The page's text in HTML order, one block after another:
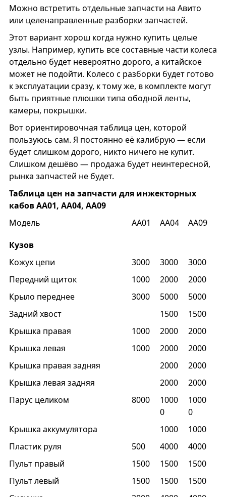
Можно встретить отдельные запчасти на Авито
или целенаправленные разборки запчастей.
Этот вариант хорош когда нужно купить целые
узлы. Например, купить все составные части колеса
отдельно будет невероятно дорого, а китайское
может не подойти. Колесо с разборки будет готово
к эксплуатации сразу, к тому же, в комплекте могут
быть приятные плюшки типа ободной ленты,
камеры, покрышки.
Вот ориентировочная таблица цен, которой
пользуюсь сам. Я постоянно её калибрую — если
будет слишком дорого, никто ничего не купит.
Слишком дешёво — продажа будет неинтересной,
рынка запчастей не будет.
Таблица цен на запчасти для инжекторных
кабов АА01, АА04, АА09
Модель
AA01 AA04
AA09
Кузов
Кожух цепи
3000 3000
3000
Передний щиток
1000 2000
2000
Крыло переднее
3000 5000
5000
Задний хвост
1500
1500
Крышка правая
1000 2000
2000
Крышка левая
1000 2000
2000
Крышка правая задняя
2000
2000
Крышка левая задняя
2000
2000
Парус целиком
8000
1000
0
1000
0
Крышка аккумулятора
1000
1000
Пластик руля
500 4000
4000
Пульт правый
1500 1500
1500
Пульт левый
1500 1500
1500